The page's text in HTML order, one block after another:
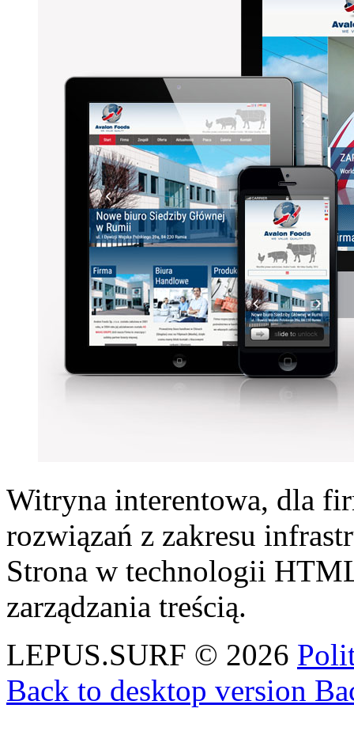
Witryna interentowa, dla
rozwiązań z zakresu
Strona w technologii
zarządzania treścią.
LEPUS.SURF © 2026
Back to desktop version